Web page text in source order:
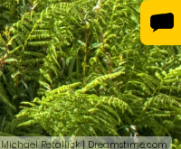
Michael Retallick | Dreamstime.com